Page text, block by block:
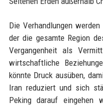
Die Verhandlungen
der die gesamte Region
Vergangenheit als
wirtschaftliche
könnte Druck ausüben,
Iran reduziert und sich
Peking darauf